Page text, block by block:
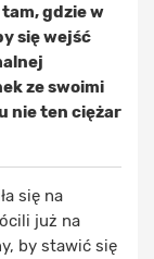
gdzie w
się wejść
ze swoimi
nie ten ciężar
się na
już na
by stawić się